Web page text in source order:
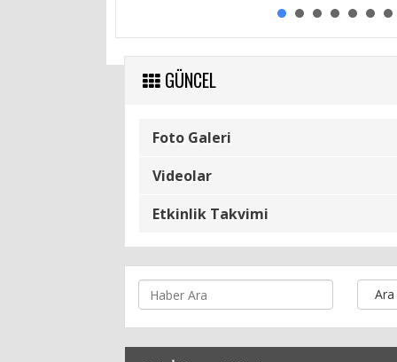
GÜNCEL
Foto Galeri
Videolar
Etkinlik Takvimi
Ara